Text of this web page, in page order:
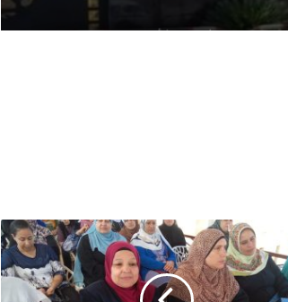
فحص شكوى بشأن بناء في مجول..
بالفترة المسائية للعيادات الخارجية
بمستشفى بنها التعليمي عقب بدء
تشغيلها
رئيس مياه القليوبية يتفقد مصنع سويلم